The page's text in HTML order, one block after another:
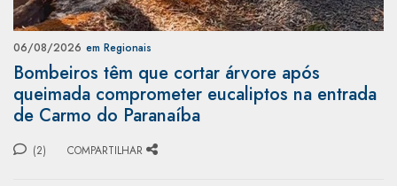
06/08/2026 em Regionais
Bombeiros têm que cortar árvore após
queimada comprometer eucaliptos na entrada
de Carmo do Paranaíba
(2) COMPARTILHAR